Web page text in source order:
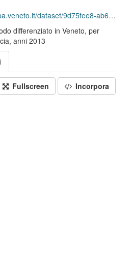
resource/8c1c084e-5b18-47cc-ab1e-8aded3934a23/download/percentuale_raccolta_differ_per_comune_2013.csv
differenziato in Veneto, per
anni 2013
Fullscreen Incorpora